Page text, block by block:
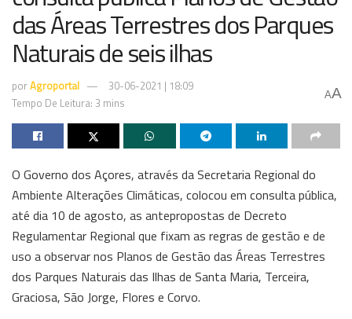
das Áreas Terrestres dos Parques
Naturais de seis ilhas
porAgroportal
30-06-2021 | 18:09
Tempo De Leitura: 3 mins
AA
O Governo dos Açores, através da Secretaria Regional do
Ambiente Alterações Climáticas, colocou em consulta pública,
até dia 10 de agosto, as antepropostas de Decreto
Regulamentar Regional que fixam as regras de gestão e de
uso a observar nos Planos de Gestão das Áreas Terrestres
dos Parques Naturais das Ilhas de Santa Maria, Terceira,
Graciosa, São Jorge, Flores e Corvo.